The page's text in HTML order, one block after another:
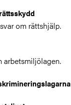
om rättshjälp.
arbetsmiljölagen.